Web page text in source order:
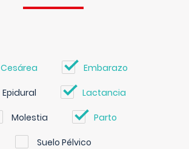
Cesárea Embarazo
Epidural Lactancia
Molestia Parto
Suelo Pélvico